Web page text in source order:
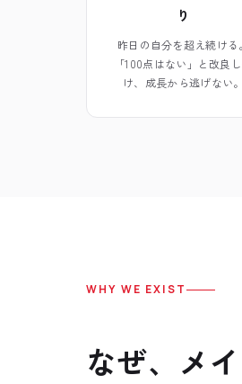
り
昨日の自分を超え続ける。
「100点はない」と改良
け、成長から逃げない。
WHY WE EXIST
なぜ、メ